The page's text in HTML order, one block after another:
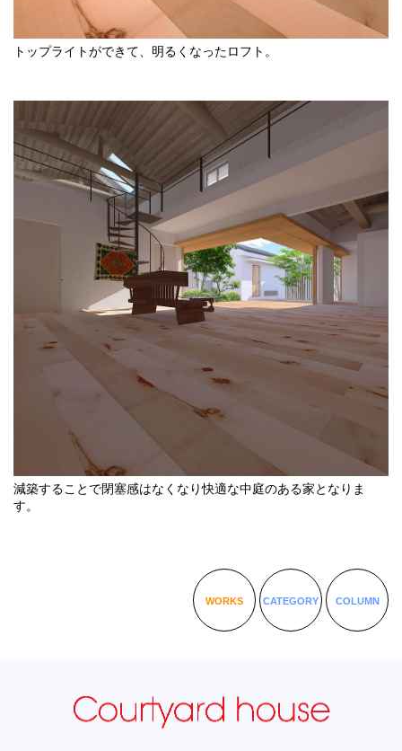
トップライトができて、明るくなったロフト。
減築することで閉塞感はなくなり快適な中庭のある家となりま
す。
WORKS CATEGORY COLUMN